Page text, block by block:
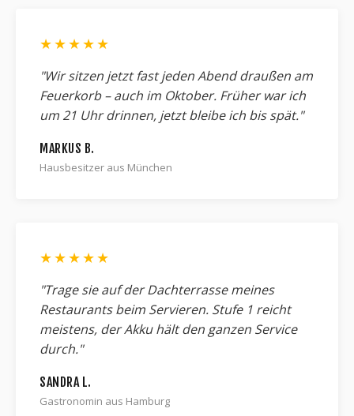
★★★★★
"Wir sitzen jetzt fast jeden Abend draußen am
Feuerkorb – auch im Oktober. Früher war ich
um 21 Uhr drinnen, jetzt bleibe ich bis spät."
MARKUS B.
Hausbesitzer aus München
★★★★★
"Trage sie auf der Dachterrasse meines
Restaurants beim Servieren. Stufe 1 reicht
meistens, der Akku hält den ganzen Service
durch."
SANDRA L.
Gastronomin aus Hamburg